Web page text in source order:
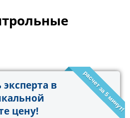
расчет за 5 минут!
в
цену!